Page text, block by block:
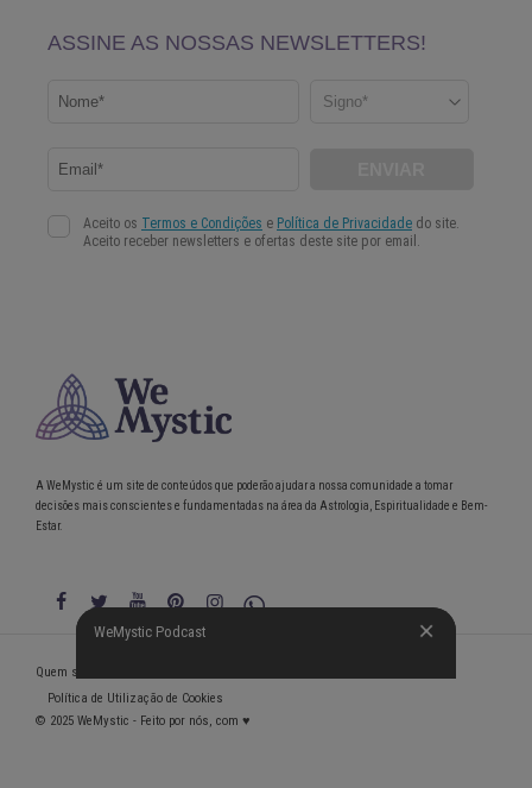
WeMystic Podcast
A WeMystic é um site de conteúdos que poderão ajudar a nossa comunidade a tomar
decisões mais conscientes e fundamentadas na área da Astrologia, Espiritualidade e Bem-
Estar.
WeMystic Podcast
Quem somos
Política de Utilização de Cookies
© 2025 WeMystic - Feito por nós, com ♥